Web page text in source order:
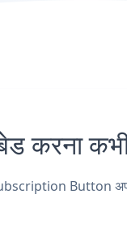
कभी
Button